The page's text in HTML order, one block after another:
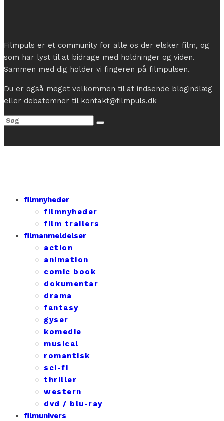
Filmpuls er et community for alle os der elsker film, og
som har lyst til at bidrage med holdninger og viden.
Sammen med dig holder vi fingeren på filmpulsen.
Du er også meget velkommen til at indsende blogindlæg
eller debatemner til kontakt@filmpuls.dk
filmnyheder
filmnyheder
film trailers
filmanmeldelser
action
animation
comic book
dokumentar
drama
fantasy
gyser
komedie
musical
romantisk
sci-fi
thriller
western
dvd / blu-ray
filmunivers